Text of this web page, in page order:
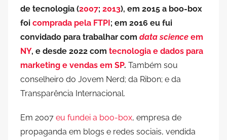
de tecnologia (2007; 2013), em 2015 a boo-box
foi comprada pela FTPI; em 2016 eu fui
convidado para trabalhar com data science em
NY, e desde 2022 com tecnologia e dados para
marketing e vendas em SP. Também sou
conselheiro do Jovem Nerd; da Ribon; e da
Transparência Internacional.
Em 2007 eu fundei a boo-box, empresa de
propaganda em blogs e redes sociais, vendida